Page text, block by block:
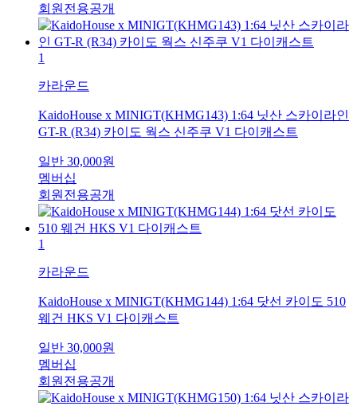
회원전용공개
1
카라운드
KaidoHouse x MINIGT(KHMG143) 1:64 닛산 스카이라인
GT-R (R34) 카이도 웍스 신주쿠 V1 다이캐스트
일반 30,000원
멤버십
회원전용공개
1
카라운드
KaidoHouse x MINIGT(KHMG144) 1:64 닷선 카이도 510
웨건 HKS V1 다이캐스트
일반 30,000원
멤버십
회원전용공개